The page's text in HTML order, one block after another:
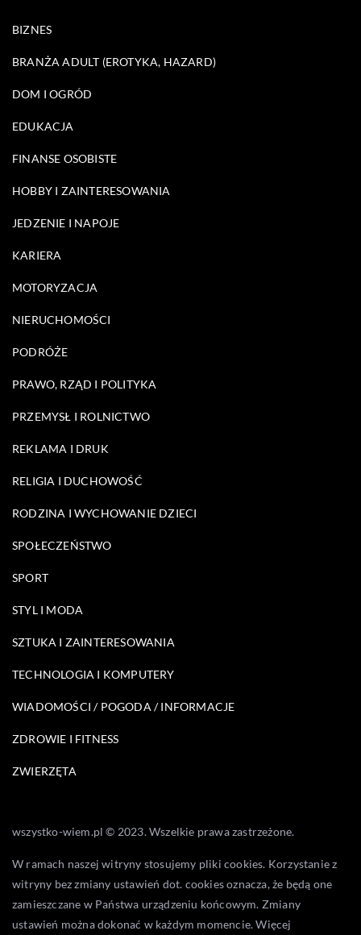
BIZNES
BRANŻA ADULT (EROTYKA, HAZARD)
DOM I OGRÓD
EDUKACJA
FINANSE OSOBISTE
HOBBY I ZAINTERESOWANIA
JEDZENIE I NAPOJE
KARIERA
MOTORYZACJA
NIERUCHOMOŚCI
PODRÓŻE
PRAWO, RZĄD I POLITYKA
PRZEMYSŁ I ROLNICTWO
REKLAMA I DRUK
RELIGIA I DUCHOWOŚĆ
RODZINA I WYCHOWANIE DZIECI
SPOŁECZEŃSTWO
SPORT
STYL I MODA
SZTUKA I ZAINTERESOWANIA
TECHNOLOGIA I KOMPUTERY
WIADOMOŚCI / POGODA / INFORMACJE
ZDROWIE I FITNESS
ZWIERZĘTA
wszystko-wiem.pl © 2023. Wszelkie prawa zastrzeżone.
W ramach naszej witryny stosujemy pliki cookies. Korzystanie z
witryny bez zmiany ustawień dot. cookies oznacza, że będą one
zamieszczane w Państwa urządzeniu końcowym. Zmiany
ustawień można dokonać w każdym momencie. Więcej